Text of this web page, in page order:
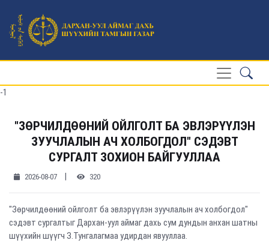
-1
"ЗӨРЧИЛДӨӨНИЙ ОЙЛГОЛТ БА ЭВЛЭРҮҮЛЭН
ЗУУЧЛАЛЫН АЧ ХОЛБОГДОЛ" СЭДЭВТ
СУРГАЛТ ЗОХИОН БАЙГУУЛЛАА
2026-08-07 | 320
"Зөрчилдөөний ойлголт ба эвлэрүүлэн зуучлалын ач холбогдол"
сэдэвт сургалтыг Дархан-уул аймаг дахь сум дундын анхан шатны
шүүхийн шүүгч З.Тунгалагмаа удирдан явууллаа.